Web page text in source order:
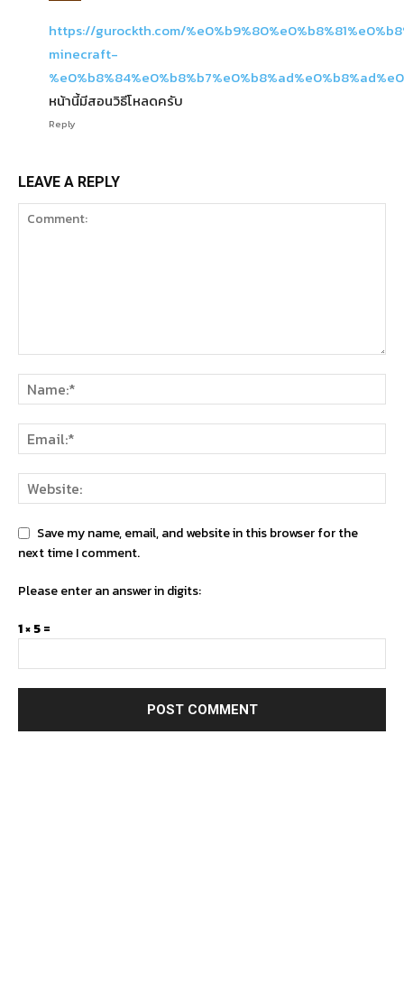
https://gurockth.com/
minecraft-
หน้านี้มีสอนวิธีโหลดครับ
Reply
LEAVE A REPLY
Save my name, email, and website in this browser for the
next time I comment.
Please enter an answer in digits:
1 × 5 =